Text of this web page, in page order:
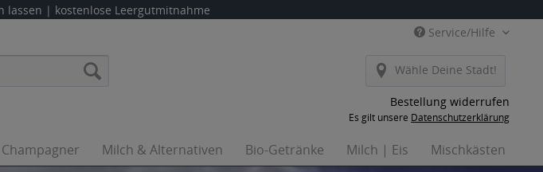
lassen | kostenlose Leergutmitnahme
Service/Hilfe
Wähle Deine Stadt!
Bestellung widerrufen
Es gilt unsere Datenschutzerklärung
Milch & Alternativen Bio-Getränke Milch | Eis Mischkästen